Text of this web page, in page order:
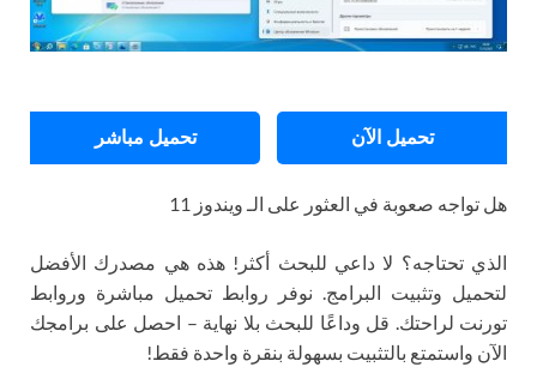
تحميل الآن تحميل مباشر
هل تواجه صعوبة في العثور على الـ ويندوز 11
الذي تحتاجه؟ لا داعي للبحث أكثر! هذه هي مصدرك الأفضل
لتحميل وتثبيت البرامج. نوفر روابط تحميل مباشرة وروابط
تورنت لراحتك. قل وداعًا للبحث بلا نهاية – احصل على برامجك
الآن واستمتع بالتثبيت بسهولة بنقرة واحدة فقط!